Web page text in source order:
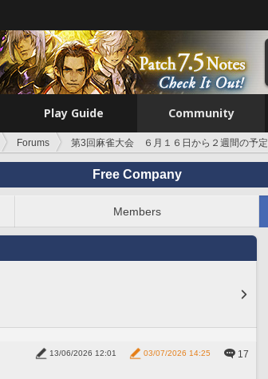
Play Guide Community
Forums 第3回麻雀大会 ６月１６日から２週間の予定
Free Company
Members
17
13/06/2026 12:01 03/07/2026 14:25